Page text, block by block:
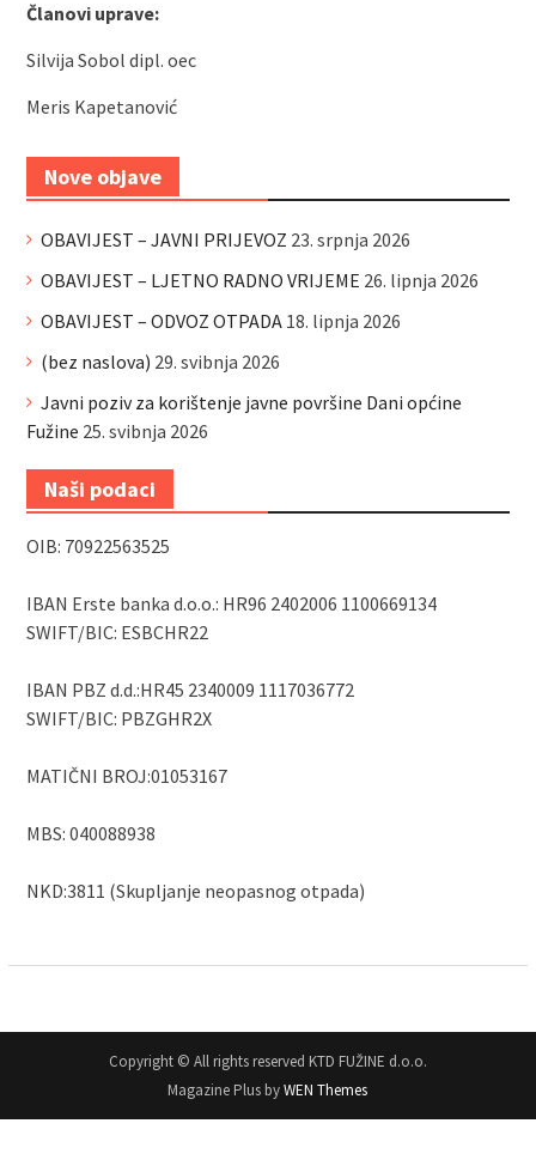
Članovi uprave:
Silvija Sobol dipl. oec
Meris Kapetanović
Nove objave
OBAVIJEST – JAVNI PRIJEVOZ 23. srpnja 2026
OBAVIJEST – LJETNO RADNO VRIJEME 26. lipnja 2026
OBAVIJEST – ODVOZ OTPADA 18. lipnja 2026
(bez naslova) 29. svibnja 2026
Javni poziv za korištenje javne površine Dani općine
Fužine 25. svibnja 2026
Naši podaci
OIB: 70922563525
IBAN Erste banka d.o.o.: HR96 2402006 1100669134
SWIFT/BIC: ESBCHR22
IBAN PBZ d.d.:HR45 2340009 1117036772
SWIFT/BIC: PBZGHR2X
MATIČNI BROJ:01053167
MBS: 040088938
NKD:3811 (Skupljanje neopasnog otpada)
Copyright © All rights reserved KTD FUŽINE d.o.o.
Magazine Plus byWEN Themes